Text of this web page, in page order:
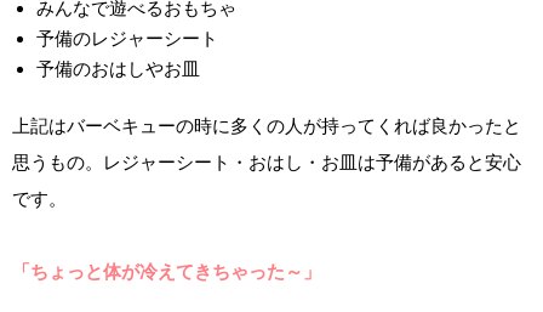
みんなで遊べるおもちゃ
予備のレジャーシート
予備のおはしやお皿
上記はバーベキューの時に多くの人が持ってくれば良かったと
思うもの。レジャーシート・おはし・お皿は予備があると安心
です。
「ちょっと体が冷えてきちゃった～」